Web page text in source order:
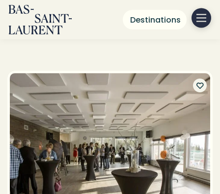
Destinations
Patinoire au Bas-Saint-